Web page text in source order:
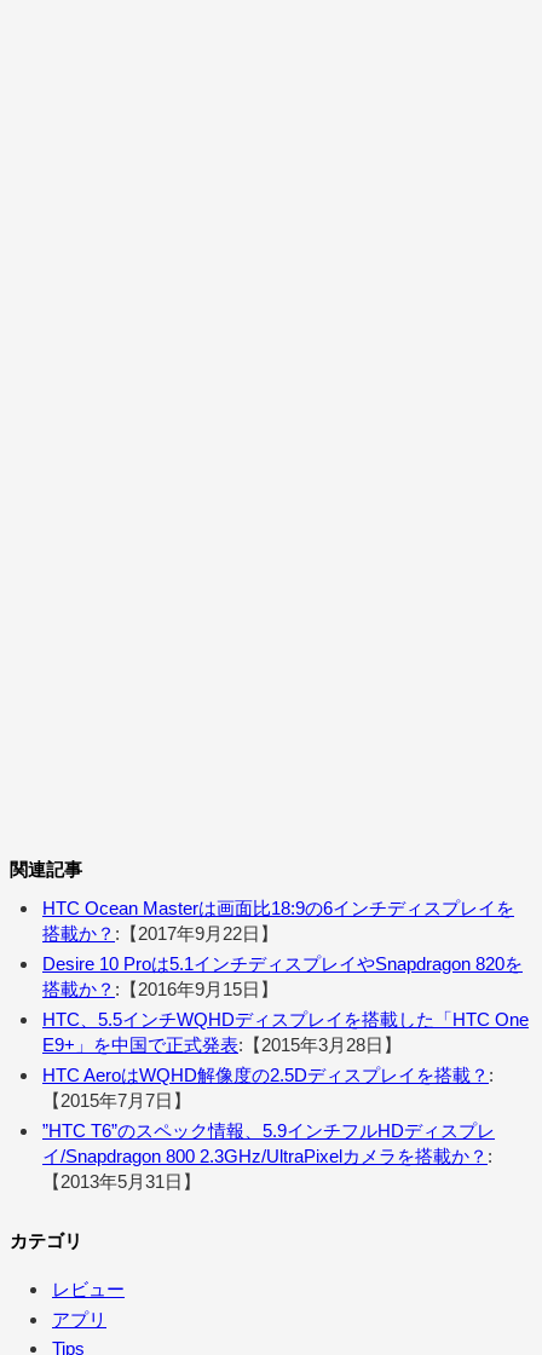
関連記事
HTC Ocean Masterは画面比18:9の6インチディスプレイを
搭載か？ :【2017年9月22日】
Desire 10 Proは5.1インチディスプレイやSnapdragon 820を
搭載か？ :【2016年9月15日】
HTC、5.5インチWQHDディスプレイを搭載した「HTC One
E9+」を中国で正式発表:【2015年3月28日】
HTC AeroはWQHD解像度の2.5Dディスプレイを搭載？ :
【2015年7月7日】
”HTC T6”のスペック情報、5.9インチフルHDディスプレ
イ/Snapdragon 800 2.3GHz/UltraPixelカメラを搭載か？ :
【2013年5月31日】
カテゴリ
レビュー
アプリ
Tips